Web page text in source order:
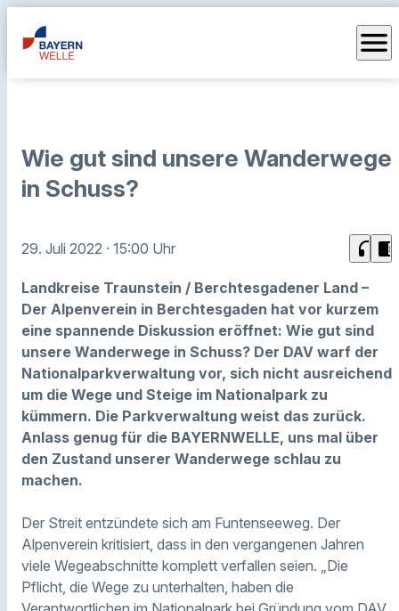
menu
Wie gut sind unsere Wanderwege
in Schuss?
29. Juli 2022 · 15:00 Uhr headphones chrome_reader_mode
Landkreise Traunstein / Berchtesgadener Land –
Der Alpenverein in Berchtesgaden hat vor kurzem
eine spannende Diskussion eröffnet: Wie gut sind
unsere Wanderwege in Schuss? Der DAV warf der
Nationalparkverwaltung vor, sich nicht ausreichend
um die Wege und Steige im Nationalpark zu
kümmern. Die Parkverwaltung weist das zurück.
Anlass genug für die BAYERNWELLE, uns mal über
den Zustand unserer Wanderwege schlau zu
machen.
Der Streit entzündete sich am Funtenseeweg. Der
Alpenverein kritisiert, dass in den vergangenen Jahren
viele Wegeabschnitte komplett verfallen seien. „Die
Pflicht, die Wege zu unterhalten, haben die